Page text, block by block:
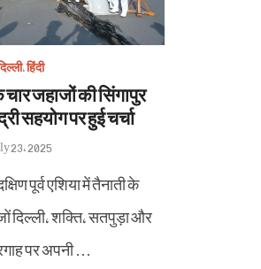
,हिंदी
जहाजों की सिंगापुर
सहयोग पर हुई चर्चा
23, 2025
पूर्व एशिया में ​तैनाती के
दिल्ली, शक्ति, सतपुड़ा और
पर अपनी …